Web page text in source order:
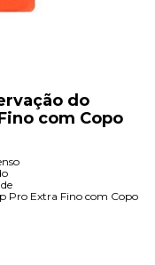
do
com Copo
Pro Extra Fino com Copo